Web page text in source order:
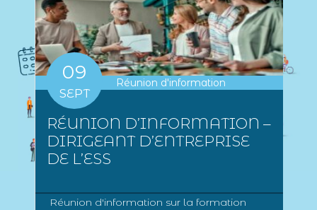
09
SEPT
Réunion d'information
RÉUNION D’INFORMATION –
DIRIGEANT D’ENTREPRISE
DE L’ESS
Réunion d'information sur la formation